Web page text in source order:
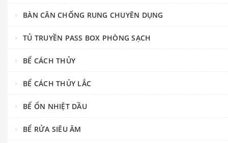
BÀN CÂN CHỐNG RUNG CHUYÊN DỤNG
TỦ TRUYỀN PASS BOX PHÒNG SẠCH
BỂ CÁCH THỦY
BỂ CÁCH THỦY LẮC
BỂ ỔN NHIỆT DẦU
BỂ RỬA SIÊU ÂM